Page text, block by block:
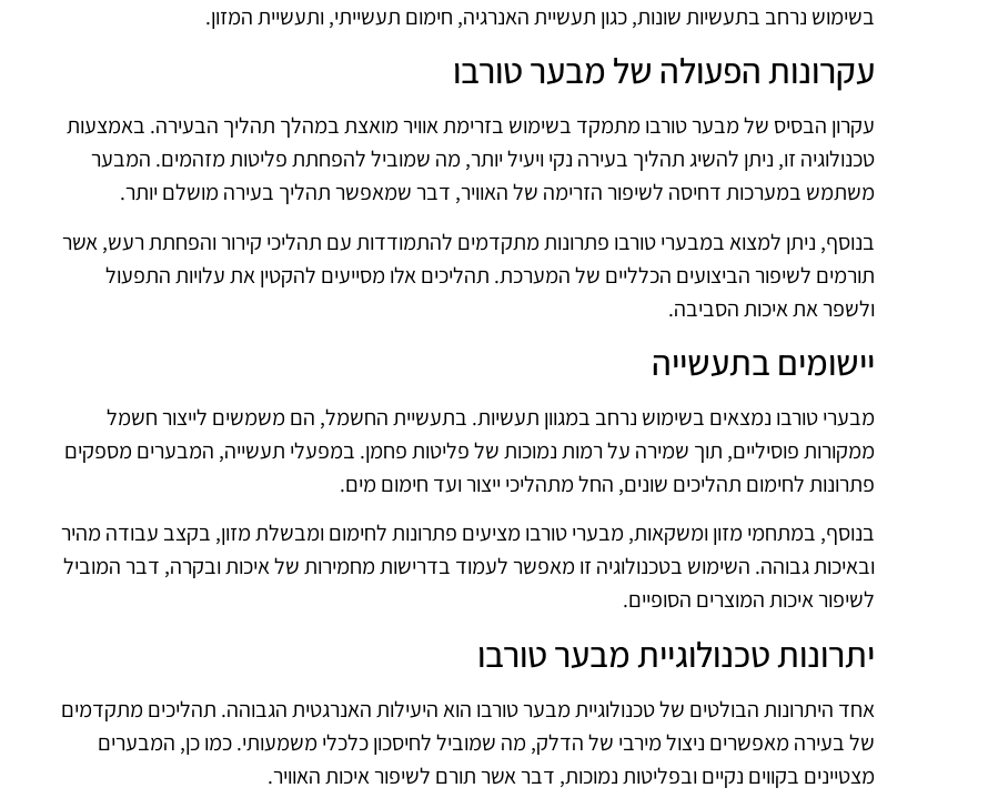
בשימוש נרחב בתעשיות שונות, כגון תעשיית האנרגיה, חימום תעשייתי, ותעשיית המזון.
עקרונות הפעולה של מבער טורבו
עקרון הבסיס של מבער טורבו מתמקד בשימוש בזרימת אוויר מואצת במהלך תהליך הבעירה. באמצעות
טכנולוגיה זו, ניתן להשיג תהליך בעירה נקי ויעיל יותר, מה שמוביל להפחתת פליטות מזהמים. המבער
משתמש במערכות דחיסה לשיפור הזרימה של האוויר, דבר שמאפשר תהליך בעירה מושלם יותר.
בנוסף, ניתן למצוא במבערי טורבו פתרונות מתקדמים להתמודדות עם תהליכי קירור והפחתת רעש, אשר
תורמים לשיפור הביצועים הכלליים של המערכת. תהליכים אלו מסייעים להקטין את עלויות התפעול
ולשפר את איכות הסביבה.
יישומים בתעשייה
מבערי טורבו נמצאים בשימוש נרחב במגוון תעשיות. בתעשיית החשמל, הם משמשים לייצור חשמל
ממקורות פוסיליים, תוך שמירה על רמות נמוכות של פליטות פחמן. במפעלי תעשייה, המבערים מספקים
פתרונות לחימום תהליכים שונים, החל מתהליכי ייצור ועד חימום מים.
בנוסף, במתחמי מזון ומשקאות, מבערי טורבו מציעים פתרונות לחימום ומבשלת מזון, בקצב עבודה מהיר
ובאיכות גבוהה. השימוש בטכנולוגיה זו מאפשר לעמוד בדרישות מחמירות של איכות ובקרה, דבר המוביל
לשיפור איכות המוצרים הסופיים.
יתרונות טכנולוגיית מבער טורבו
אחד היתרונות הבולטים של טכנולוגיית מבער טורבו הוא היעילות האנרגטית הגבוהה. תהליכים מתקדמים
של בעירה מאפשרים ניצול מירבי של הדלק, מה שמוביל לחיסכון כלכלי משמעותי. כמו כן, המבערים
מצטיינים בקווים נקיים ובפליטות נמוכות, דבר אשר תורם לשיפור איכות האוויר.